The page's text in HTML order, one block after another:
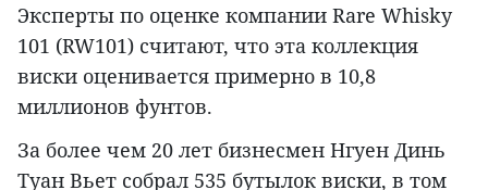
Эксперты по оценке компании Rare Whisky
101 (RW101) считают, что эта коллекция
виски оценивается примерно в 10,8
миллионов фунтов.
За более чем 20 лет бизнесмен Нгуен Динь
Туан Вьет собрал 535 бутылок виски, в том